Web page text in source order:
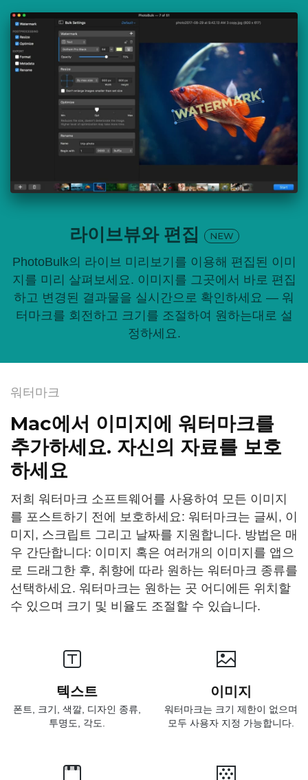
라이브뷰와 편집 NEW
PhotoBulk의 라이브 미리보기를 이용해 편집된 이미
지를 미리 살펴보세요. 이미지를 그곳에서 바로 편집
하고 변경된 결과물을 실시간으로 확인하세요 — 워
터마크를 회전하고 크기를 조절하여 원하는대로 설
정하세요.
워터마크
Mac에서 이미지에 워터마크를
추가하세요. 자신의 자료를 보호
하세요
저희 워터마크 소프트웨어를 사용하여 모든 이미지
를 포스트하기 전에 보호하세요: 워터마크는 글씨, 이
미지, 스크립트 그리고 날짜를 지원합니다. 방법은 매
우 간단합니다: 이미지 혹은 여러개의 이미지를 앱으
로 드래그한 후, 취향에 따라 원하는 워터마크 종류를
선택하세요. 워터마크는 원하는 곳 어디에든 위치할
수 있으며 크기 및 비율도 조절할 수 있습니다.
텍스트
폰트, 크기, 색깔, 디자인 종류,
투명도, 각도.
이미지
워터마크는 크기 제한이 없으며
모두 사용자 지정 가능합니다.